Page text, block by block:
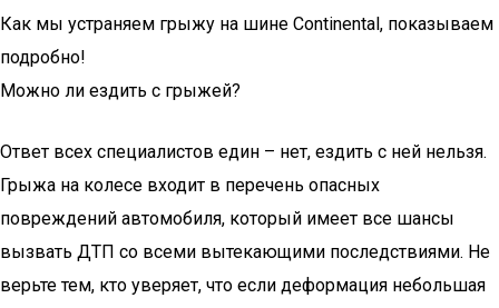
Как мы устраняем грыжу на шине Continental, показываем
подробно!
Можно ли ездить с грыжей?
Ответ всех специалистов един – нет, ездить с ней нельзя.
Грыжа на колесе входит в перечень опасных
повреждений автомобиля, который имеет все шансы
вызвать ДТП со всеми вытекающими последствиями. Не
верьте тем, кто уверяет, что если деформация небольшая